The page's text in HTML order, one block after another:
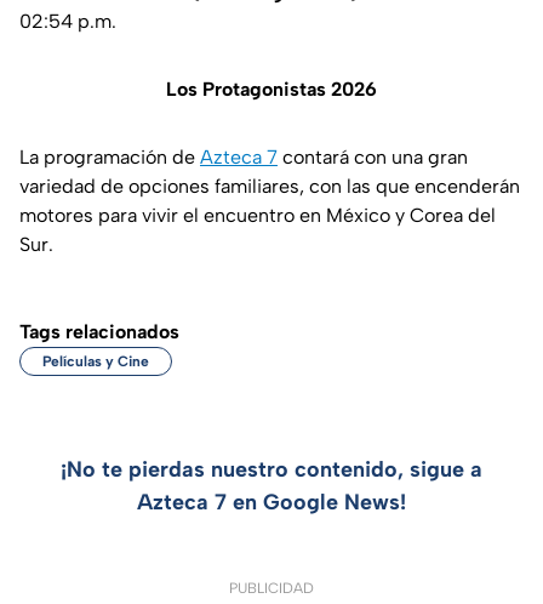
02:54 p.m.
Los Protagonistas 2026
La programación de Azteca 7 contará con una gran
variedad de opciones familiares, con las que encenderán
motores para vivir el encuentro en México y Corea del
Sur.
Tags relacionados
Películas y Cine
¡No te pierdas nuestro contenido, sigue a
Azteca 7 en Google News!
PUBLICIDAD